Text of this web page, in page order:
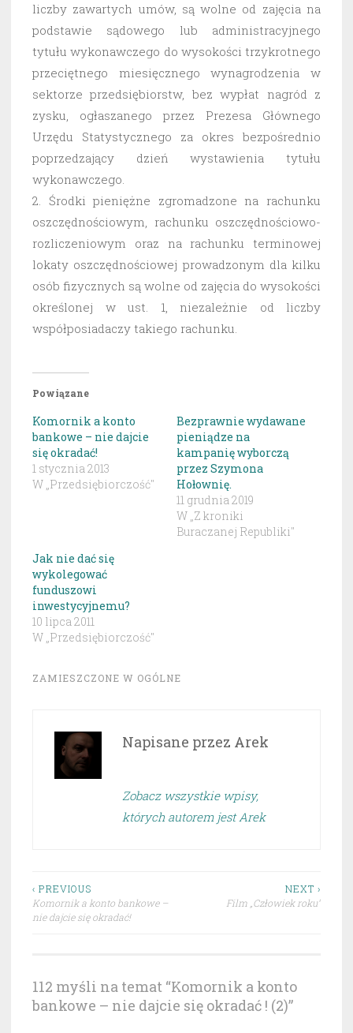
liczby zawartych umów, są wolne od zajęcia na
podstawie sądowego lub administracyjnego
tytułu wykonawczego do wysokości trzykrotnego
przeciętnego miesięcznego wynagrodzenia w
sektorze przedsiębiorstw, bez wypłat nagród z
zysku, ogłaszanego przez Prezesa Głównego
Urzędu Statystycznego za okres bezpośrednio
poprzedzający dzień wystawienia tytułu
wykonawczego.
2. Środki pieniężne zgromadzone na rachunku
oszczędnościowym, rachunku oszczędnościowo-
rozliczeniowym oraz na rachunku terminowej
lokaty oszczędnościowej prowadzonym dla kilku
osób fizycznych są wolne od zajęcia do wysokości
określonej w ust. 1, niezależnie od liczby
współposiadaczy takiego rachunku.
Powiązane
Komornik a konto
bankowe – nie dajcie
się okradać!
1 stycznia 2013
W „Przedsiębiorczość"
Bezprawnie wydawane
pieniądze na
kampanię wyborczą
przez Szymona
Hołownię.
11 grudnia 2019
W „Z kroniki
Buraczanej Republiki"
Jak nie dać się
wykolegować
funduszowi
inwestycyjnemu?
10 lipca 2011
W „Przedsiębiorczość"
ZAMIESZCZONE W OGÓLNE
Napisane przez Arek
Zobacz wszystkie wpisy,
których autorem jest Arek
Nawigacja
wpisu
‹ PREVIOUS
Komornik a konto bankowe –
nie dajcie się okradać!
NEXT ›
Film „Człowiek roku”
112 myśli na temat “Komornik a konto
bankowe – nie dajcie się okradać ! (2)”